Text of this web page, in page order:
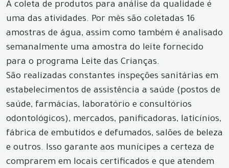
A coleta de produtos para análise da qualidade é
uma das atividades. Por mês são coletadas 16
amostras de água, assim como também é analisado
semanalmente uma amostra do leite fornecido
para o programa Leite das Crianças.
São realizadas constantes inspeções sanitárias em
estabelecimentos de assistência a saúde (postos de
saúde, farmácias, laboratório e consultórios
odontológicos), mercados, panificadoras, laticínios,
fábrica de embutidos e defumados, salões de beleza
e outros. Isso garante aos munícipes a certeza de
comprarem em locais certificados e que atendem